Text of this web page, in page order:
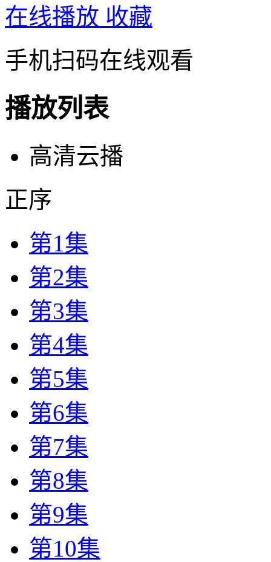
在线播放 收藏
手机扫码在线观看
播放列表
高清云播
正序
第1集
第2集
第3集
第4集
第5集
第6集
第7集
第8集
第9集
第10集